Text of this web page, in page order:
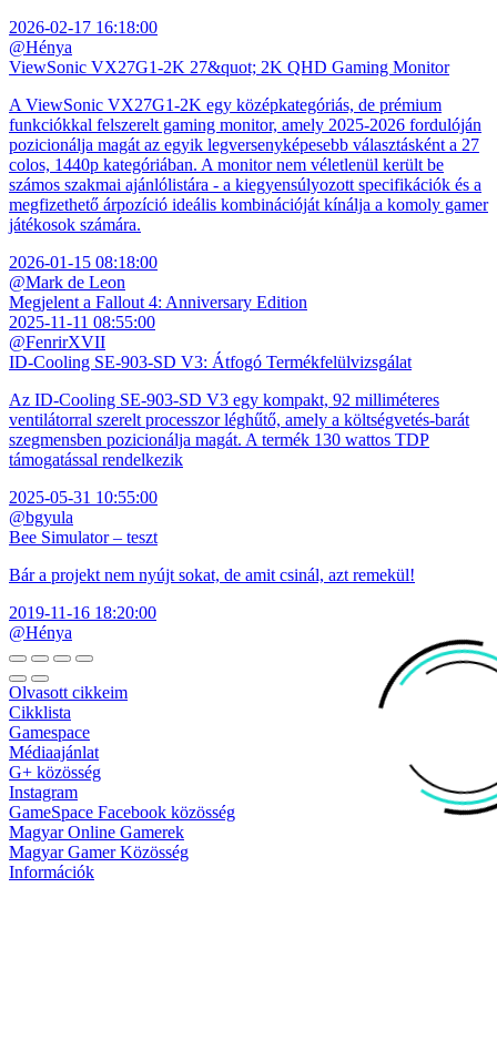
2026-02-17 16:18:00
@Hénya
ViewSonic VX27G1-2K 27&quot; 2K QHD Gaming Monitor
A ViewSonic VX27G1-2K egy középkategóriás, de prémium
funkciókkal felszerelt gaming monitor, amely 2025-2026 fordulóján
pozicionálja magát az egyik legversenyképesebb választásként a 27
colos, 1440p kategóriában. A monitor nem véletlenül került be
számos szakmai ajánlólistára - a kiegyensúlyozott specifikációk és a
megfizethető árpozíció ideális kombinációját kínálja a komoly gamer
játékosok számára.
2026-01-15 08:18:00
@Mark de Leon
Megjelent a Fallout 4: Anniversary Edition
2025-11-11 08:55:00
@FenrirXVII
ID-Cooling SE-903-SD V3: Átfogó Termékfelülvizsgálat
Az ID-Cooling SE-903-SD V3 egy kompakt, 92 milliméteres
ventilátorral szerelt processzor léghűtő, amely a költségvetés-barát
szegmensben pozicionálja magát. A termék 130 wattos TDP
támogatással rendelkezik
2025-05-31 10:55:00
@bgyula
Bee Simulator – teszt
Bár a projekt nem nyújt sokat, de amit csinál, azt remekül!
2019-11-16 18:20:00
@Hénya
Olvasott cikkeim
Cikklista
Gamespace
Médiaajánlat
G+ közösség
Instagram
GameSpace Facebook közösség
Magyar Online Gamerek
Magyar Gamer Közösség
Információk